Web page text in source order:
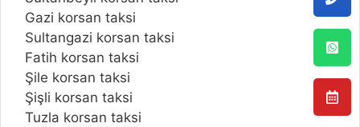
Gazi korsan taksi
Sultangazi korsan taksi
Fatih korsan taksi
Şile korsan taksi
Şişli korsan taksi
Tuzla korsan taksi